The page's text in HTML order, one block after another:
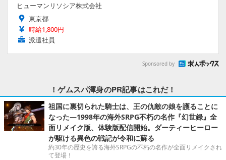
ヒューマンリソシア株式会社
東京都
時給1,800円
派遣社員
Sponsored by
！ゲムスパ渾身のPR記事はこれだ！
祖国に裏切られた騎士は、王の仇敵の娘を護ることに
なった―1998年の海外SRPG不朽の名作『幻世録』全
面リメイク版、体験版配信開始。ダーティーヒーロー
が駆ける異色の戦記が令和に蘇る
約30年の歴史を誇る海外SRPGの不朽の名作が全面リメイクされ
て登場！